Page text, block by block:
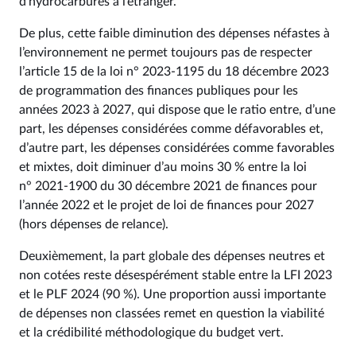
De plus, cette faible diminution des dépenses néfastes à
l’environnement ne permet toujours pas de respecter
l’article 15 de la loi n° 2023‑1195 du 18 décembre 2023
de programmation des finances publiques pour les
années 2023 à 2027, qui dispose que le ratio entre, d’une
part, les dépenses considérées comme défavorables et,
d’autre part, les dépenses considérées comme favorables
et mixtes, doit diminuer d’au moins 30 % entre la loi
n° 2021‑1900 du 30 décembre 2021 de finances pour
l’année 2022 et le projet de loi de finances pour 2027
(hors dépenses de relance).
Deuxièmement, la part globale des dépenses neutres et
non cotées reste désespérément stable entre la LFI 2023
et le PLF 2024 (90 %). Une proportion aussi importante
de dépenses non classées remet en question la viabilité
et la crédibilité méthodologique du budget vert.